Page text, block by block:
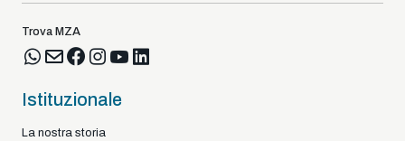
Trova MZA
Istituzionale
La nostra storia